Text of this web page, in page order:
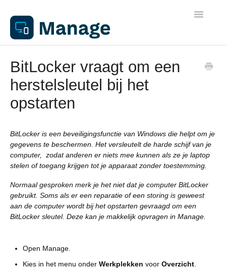
Toggle
Werkplekken
Beheer
Apparaathandleidingen
Printen
BitLocker vraagt om een
herstelsleutel bij het
opstarten
BitLocker is een beveiligingsfunctie van Windows die helpt om je
gegevens te beschermen. Het versleutelt de harde schijf van je
computer, zodat anderen er niets mee kunnen als ze je laptop
stelen of toegang krijgen tot je apparaat zonder toestemming.
Normaal gesproken merk je het niet dat je computer BitLocker
gebruikt. Soms als er een reparatie of een storing is geweest
aan de computer wordt bij het opstarten gevraagd om een
BitLocker sleutel. Deze kan je makkelijk opvragen in Manage.
Open Manage.
Kies in het menu onder Werkplekken voor Overzicht